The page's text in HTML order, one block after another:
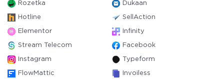
Rozetka Dukaan
Hotline SellAction
Elementor Infinity
Stream Telecom Facebook
Instagram Typeform
FlowMattic Invoiless